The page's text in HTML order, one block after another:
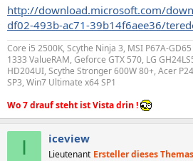
http://download.microsoft.com/
df02-493b-ac71-39b14f6aee36/
Core i5 2500K, Scythe Ninja 3, MSI P67A-
1333 ValueRAM, Geforce GTX 570, LG
HD204UI, Scythe Stronger 600W 80+, Acer
SP3, Win7 Ultimate x64 SP1
Wo 7 drauf steht ist Vista drin !
I iceview
Lieutenant Ersteller dieses Themas